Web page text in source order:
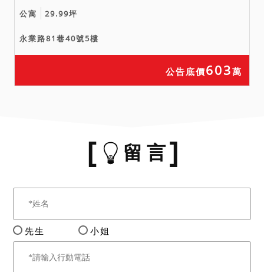
公寓 29.99坪
永業路81巷40號5樓
公告底價603萬
留 言
先生 小姐